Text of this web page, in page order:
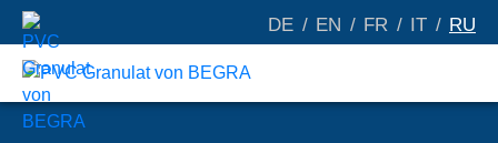
DE EN FR IT RU